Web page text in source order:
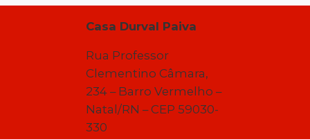
Casa Durval Paiva
Rua Professor
Clementino Câmara,
234 – Barro Vermelho –
Natal/RN – CEP 59030-
330